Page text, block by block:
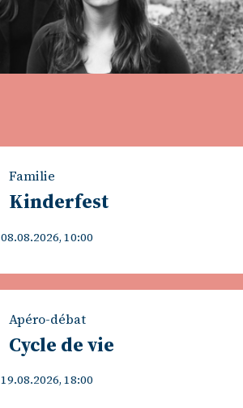
Familie
Kinderfest
08.08.2026, 10:00
Apéro-débat
Cycle de vie
19.08.2026, 18:00